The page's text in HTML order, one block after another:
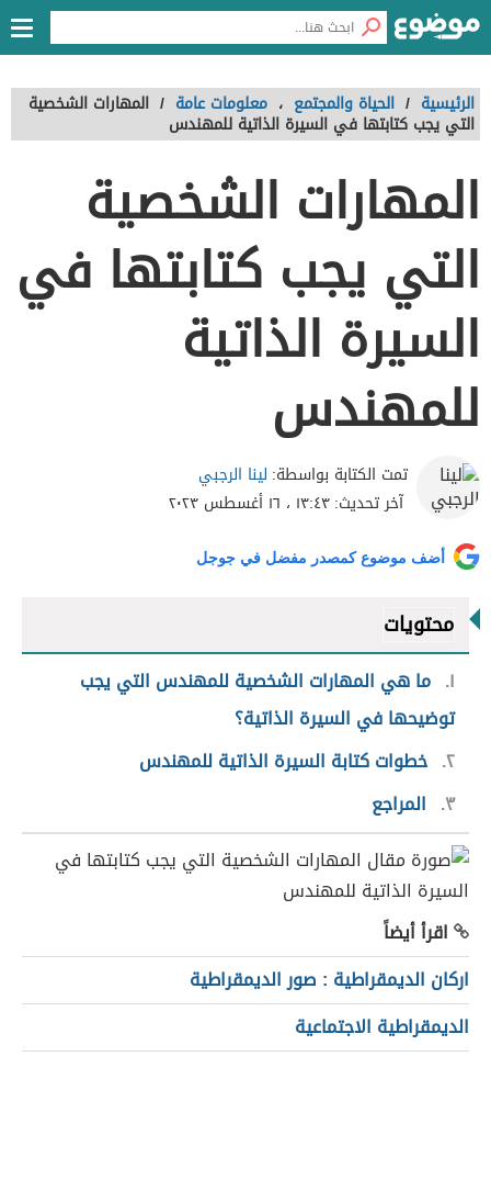
الرئيسية / الحياة والمجتمع ، معلومات عامة / المهارات الشخصية
التي يجب كتابتها في السيرة الذاتية للمهندس
المهارات الشخصية
التي يجب كتابتها في
السيرة الذاتية
للمهندس
تمت الكتابة بواسطة: لينا الرجبي
آخر تحديث:١٣:٤٣ ، ١٦ أغسطس ٢٠٢٣
أضف موضوع كمصدر مفضل في جوجل
محتويات
١ ما هي المهارات الشخصية للمهندس التي يجب
توضيحها في السيرة الذاتية؟
٢ خطوات كتابة السيرة الذاتية للمهندس
٣
المراجع
اقرأ أيضاً
اركان الديمقراطية : صور الديمقراطية
الديمقراطية الاجتماعية